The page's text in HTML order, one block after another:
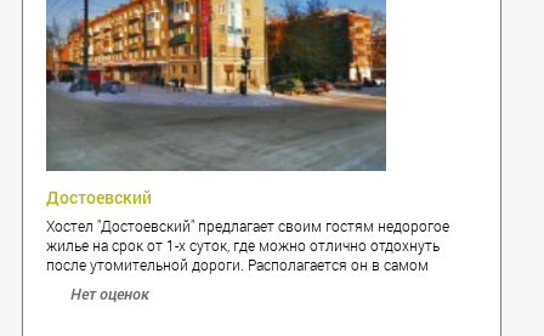
Достоевский
Хостел "Достоевский" предлагает своим гостям недорогое
жилье на срок от 1-х суток, где можно отлично отдохнуть
после утомительной дороги. Располагается он в самом
знаменитого парка им. Горького и огромного торгового
Нет оценок